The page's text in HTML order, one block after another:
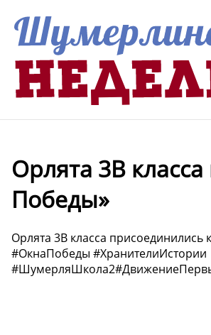
Орлята 3В
Победы»
Орлята 3В класса присоединились
#ОкнаПобеды #ХранителиИстории